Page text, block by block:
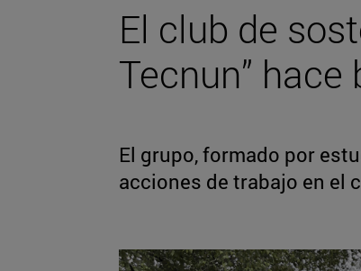
El club de
Tecnun”
El grupo, formado por
acciones de trabajo en el